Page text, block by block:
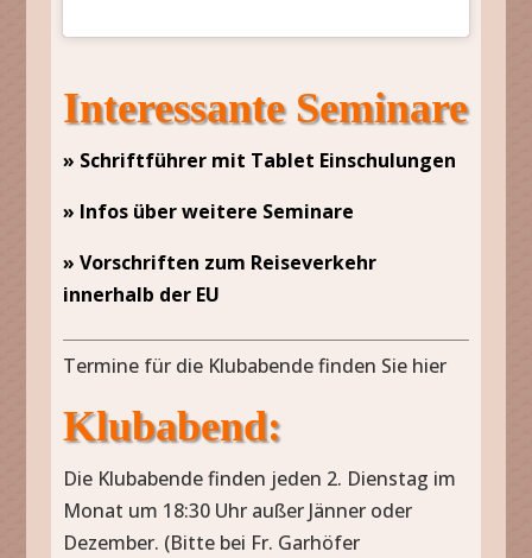
Interessante Seminare
» Schriftführer mit Tablet Einschulungen
» Infos über weitere Seminare
» Vorschriften zum Reiseverkehr
innerhalb der EU
Termine für die Klubabende finden Sie hier
Klubabend:
Die Klubabende finden jeden 2. Dienstag im
Monat um 18:30 Uhr außer Jänner oder
Dezember. (Bitte bei Fr. Garhöfer